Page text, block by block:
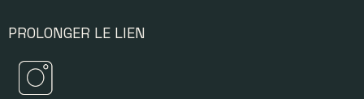
PROLONGER LE LIEN